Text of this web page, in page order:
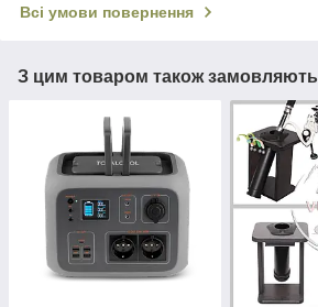
Всі умови повернення
З цим товаром також замовляють